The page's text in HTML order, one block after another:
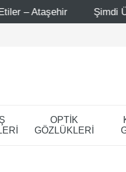
Şimdi Üye ol ! 5000 TL
OPTİK
GÖZLÜKLERİ